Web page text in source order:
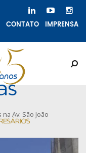
CONTATO IMPRENSA
Av. São João